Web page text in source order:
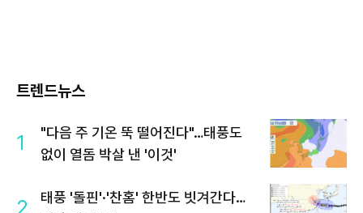
트렌드뉴스
1
"다음 주 기온 뚝 떨어진다"…태풍도
없이 열돔 박살 낸 '이것'
2
태풍 '돌핀'·'찬홈' 한반도 빗겨간다…